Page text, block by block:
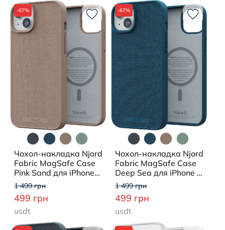
-67%
Чохол-накладка Njord
Fabric MagSafe Case
Pink Sand для iPhone
15 Plus
1 499 грн
499 грн
usdt
-67%
Чохол-накладка Njord
Fabric MagSafe Case
Deep Sea для iPhone 15
Plus
1 499 грн
499 грн
usdt